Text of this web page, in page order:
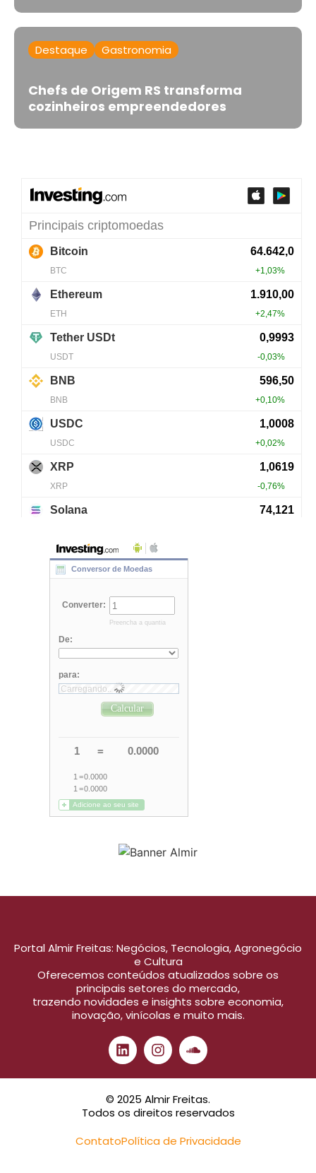
Destaque Gastronomia
Chefs de Origem RS transforma
cozinheiros empreendedores
Portal Almir Freitas: Negócios, Tecnologia, Agronegócio
e Cultura
Oferecemos conteúdos atualizados sobre os
principais setores do mercado,
trazendo novidades e insights sobre economia,
inovação, vinícolas e muito mais.
© 2025 Almir Freitas.
Todos os direitos reservados
ContatoPolítica de Privacidade